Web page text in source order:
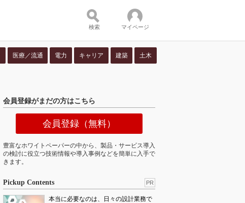
検索 マイページ
医療／流通 電力 キャリア 建築 土木
会員登録がまだの方はこちら
会員登録（無料）
豊富なホワイトペーパーの中から、製品・サービス導入
の検討に役立つ技術情報や導入事例などを簡単に入手で
きます。
Pickup Contents PR
本当に必要なのは、日々の設計業務で